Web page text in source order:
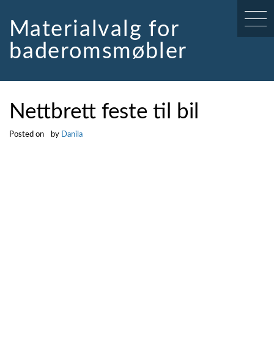
contentMaterialvalg for
baderomsmøbler
Nettbrett feste til bil
Posted on by Danila